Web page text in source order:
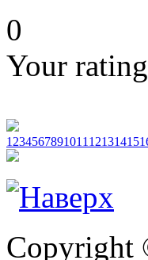
0
Your
1 234567891011 12131415
Copyright